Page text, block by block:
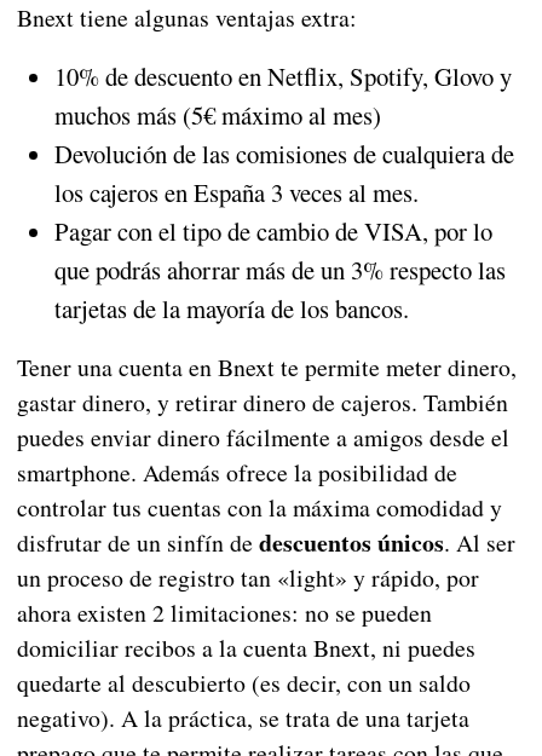
Bnext tiene algunas ventajas extra:
10% de descuento en Netflix, Spotify, Glovo y
muchos más (5€ máximo al mes)
Devolución de las comisiones de cualquiera de
los cajeros en España 3 veces al mes.
Pagar con el tipo de cambio de VISA, por lo
que podrás ahorrar más de un 3% respecto las
tarjetas de la mayoría de los bancos.
Tener una cuenta en Bnext te permite meter dinero,
gastar dinero, y retirar dinero de cajeros. También
puedes enviar dinero fácilmente a amigos desde el
smartphone. Además ofrece la posibilidad de
controlar tus cuentas con la máxima comodidad y
disfrutar de un sinfín de descuentos únicos. Al ser
un proceso de registro tan «light» y rápido, por
ahora existen 2 limitaciones: no se pueden
domiciliar recibos a la cuenta Bnext, ni puedes
quedarte al descubierto (es decir, con un saldo
negativo). A la práctica, se trata de una tarjeta